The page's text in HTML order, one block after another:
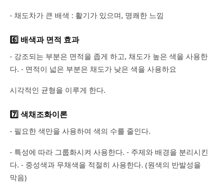
- 채도차가 큰 배색 : 활기가 있으며, 명쾌한 느낌
6️⃣ 배색과 면적 효과
- 강조되는 부분은 면적을 좁게 하고, 채도가 높은 색을 사용한
다. - 면적이 넓은 부분은 채도가 낮은 색을 사용하요
시각적인 균형을 이루게 한다.
7️⃣ 색채조화이론
- 필요한 색만을 사용하여 색의 수를 줄인다.
- 특성에 따라 그룹화시켜 사용한다. - 주제와 배경을 분리시킨
다. - 중성색과 무채색을 적절히 사용한다. (원색의 반발성을
막음)